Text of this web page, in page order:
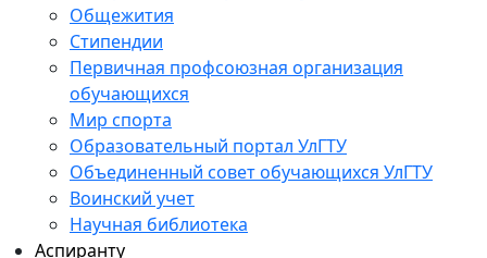
Общежития
Стипендии
Первичная профсоюзная организация
обучающихся
Мир спорта
Образовательный портал УлГТУ
Объединенный совет обучающихся УлГТУ
Воинский учет
Научная библиотека
Аспиранту